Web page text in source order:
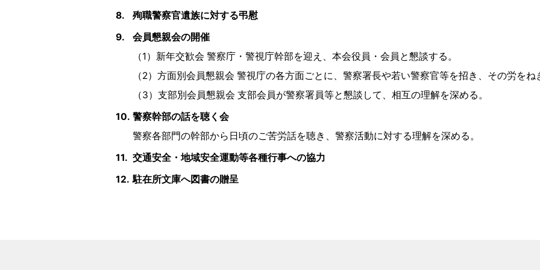
8.
殉職警察官遺族に対する弔慰
9.
会員懇親会の開催
（1）新年交歓会 警察庁・警視庁幹部を迎え、本会役員・会員と懇談する。
（2）方面別会員懇親会 警視庁の各方面ごとに、警察署長や若い警察官等を招き、その労をね
（3）支部別会員懇親会 支部会員が警察署員等と懇談して、相互の理解を深める。
10. 警察幹部の話を聴く会
警察各部門の幹部から日頃のご苦労話を聴き、警察活動に対する理解を深める。
11. 交通安全・地域安全運動等各種行事への協力
12. 駐在所文庫へ図書の贈呈